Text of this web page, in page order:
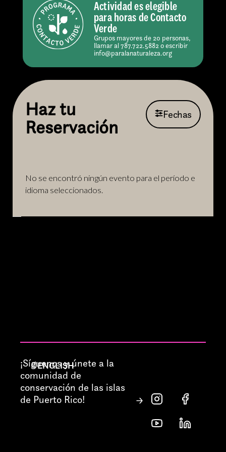
Actividad es elegible
para horas de Contacto
Verde
Grupos mayores de 20 personas,
llamar al 787.722.5882 o escribir
info@paralanaturaleza.org
Haz tu
Reservación
Fechas
No se encontró ningún evento para el período e
idioma seleccionados.
ENGLISH
¡Síguenos y únete a la
comunidad de
conservación de las islas
de Puerto Rico!